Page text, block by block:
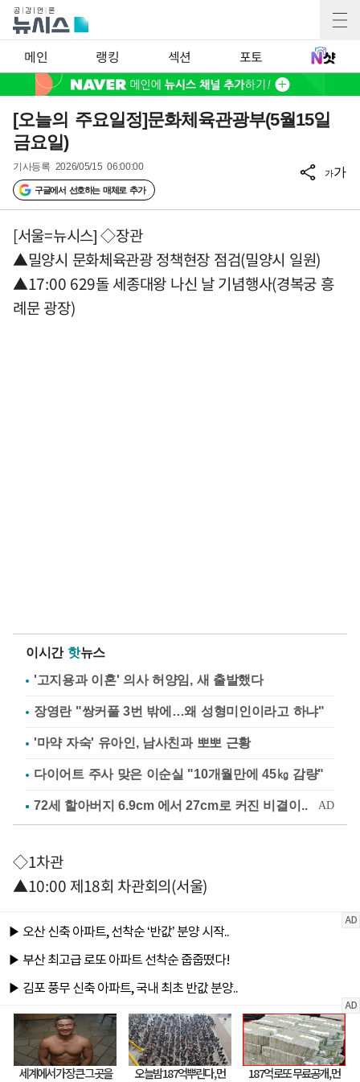
메인 랭킹 섹션 포토
[오늘의 주요일정]문화체육관광부(5월15일
금요일)
기사등록 2026/05/15 06:00:00
구글에서 선호하는 매체로 추가
가가
[서울=뉴시스] ◇장관
▲밀양시 문화체육관광 정책현장 점검(밀양시 일원)
▲17:00 629돌 세종대왕 나신 날 기념행사(경복궁 흥
례문 광장)
이시간 핫뉴스
'고지용과 이혼' 의사 허양임, 새 출발했다
장영란 "쌍커풀 3번 밖에…왜 성형미인이라고 하냐"
'마약 자숙' 유아인, 남사친과 뽀뽀 근황
다이어트 주사 맞은 이순실 "10개월만에 45㎏ 감량"
◇1차관
▲10:00 제18회 차관회의(서울)